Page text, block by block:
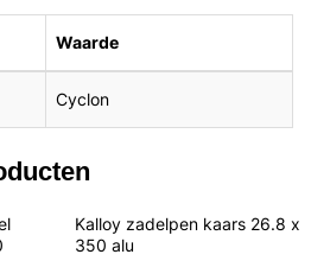
Waarde
Cyclon
Kalloy zadelpen kaars 26.8 x
350 alu